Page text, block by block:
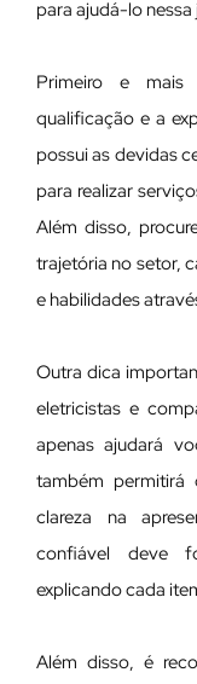
para ajudá-lo nessa
Primeiro e mais
qualificação e a
possui as devidas
para realizar
Além disso,
trajetória no setor,
e habilidades
Outra dica
eletricistas e
apenas ajudará
também permitirá
clareza na
confiável deve
explicando cada
Além disso, é